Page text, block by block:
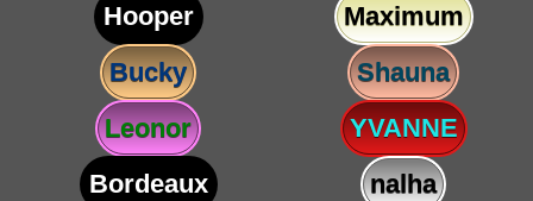
Hooper
Maximum
Bucky
Shauna
Leonor
YVANNE
Bordeaux
nalha